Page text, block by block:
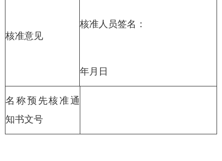
核准意见
核准人员签名：
年月 日
名称预先核准通
知书文号